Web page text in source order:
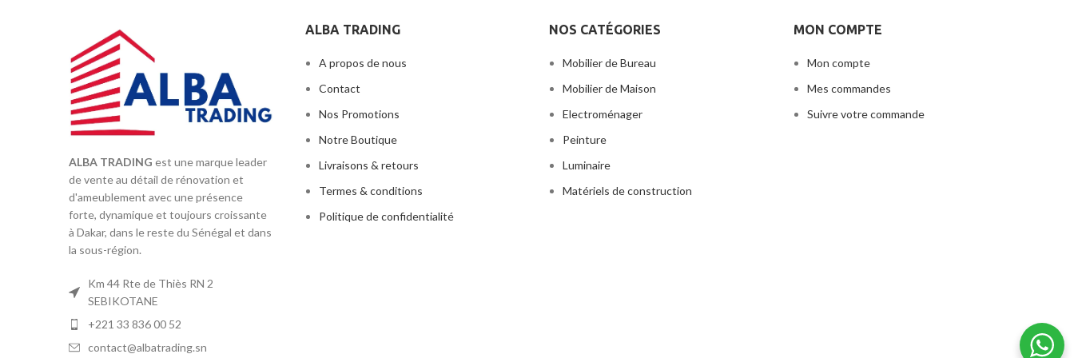
ALBA TRADING est une marque leader
de vente au détail de rénovation et
d'ameublement avec une présence
forte, dynamique et toujours croissante
à Dakar, dans le reste du Sénégal et dans
la sous-région.
Km 44 Rte de Thiès RN 2
SEBIKOTANE
+221 33 836 00 52
contact@albatrading.sn
ALBA TRADING
A propos de nous
Contact
Nos Promotions
Notre Boutique
Livraisons & retours
Termes & conditions
Politique de confidentialité
NOS CATÉGORIES
Mobilier de Bureau
Mobilier de Maison
Electroménager
Peinture
Luminaire
Matériels de construction
MON COMPTE
Mon compte
Mes commandes
Suivre votre commande